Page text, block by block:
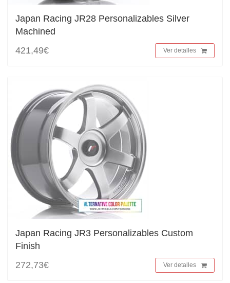
Japan Racing JR28 Personalizables Silver
Machined
421,49€
Ver detalles
Japan Racing JR3 Personalizables Custom
Finish
272,73€
Ver detalles